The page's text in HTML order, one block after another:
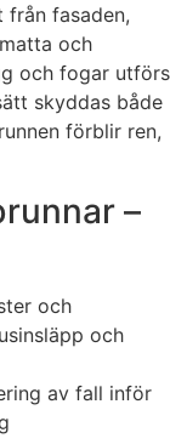
fasaden,
och
och fogar utförs
skyddas både
förblir ren,
–
och
och
av fall inför